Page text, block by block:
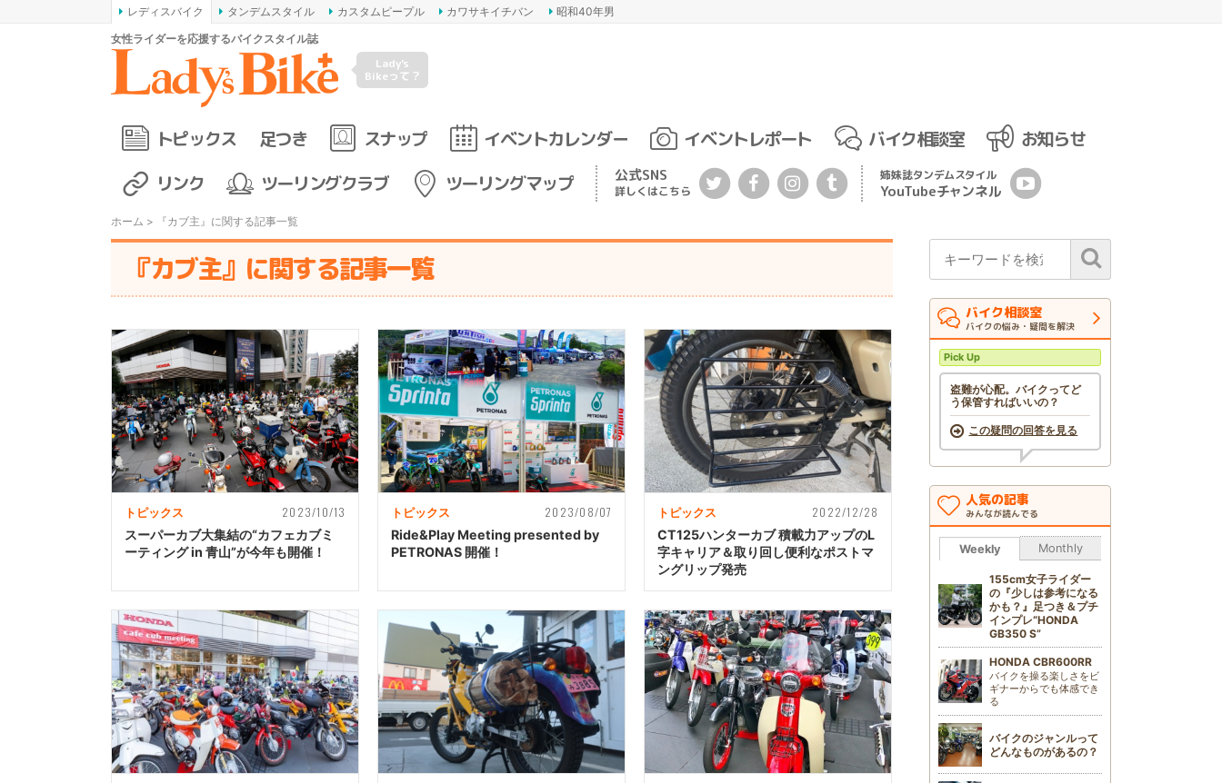
レディスバイク タンデムスタイル カスタムピープル カワサキイチバン
昭和40年男
女性ライダーを応援するバイクスタイル誌
Lady's
Bikeって？
トピックス 足つき スナップ イベントカレンダー イベントレポート バイク相談室
お知らせ
リンク
ツーリングクラブ ツーリングマップ 公式SNS
詳しくはこちら
姉妹誌タンデムスタイル
YouTubeチャンネル
ホーム > 『カブ主』に関する記事一覧
『カブ主』に関する記事一覧
トピックス 2023/10/13
スーパーカブ大集結の“カフェカブミ
ーティング in 青山”が今年も開催！
トピックス 2023/08/07
Ride&Play Meeting presented by
PETRONAS 開催！
トピックス 2022/12/28
CT125ハンターカブ 積載力アップのL
字キャリア＆取り回し便利なポストマ
ングリップ発売
バイク相談室
バイクの悩み・疑問を解決
Pick Up
盗難が心配。バイクってど
う保管すればいいの？
この疑問の回答を見る
人気の記事
みんなが読んでる
Weekly Monthly
155cm女子ライダー
の『少しは参考になる
かも？』足つき＆プチ
インプレ“HONDA
GB350 S”
HONDA CBR600RR
バイクを操る楽しさをビ
ギナーからでも体感でき
る
バイクのジャンルって
どんなものがあるの？